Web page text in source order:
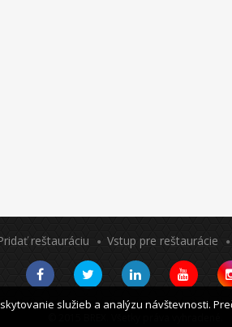
reštauráciu Vstup pre reštaurácie
služieb a analýzu návštevnosti.